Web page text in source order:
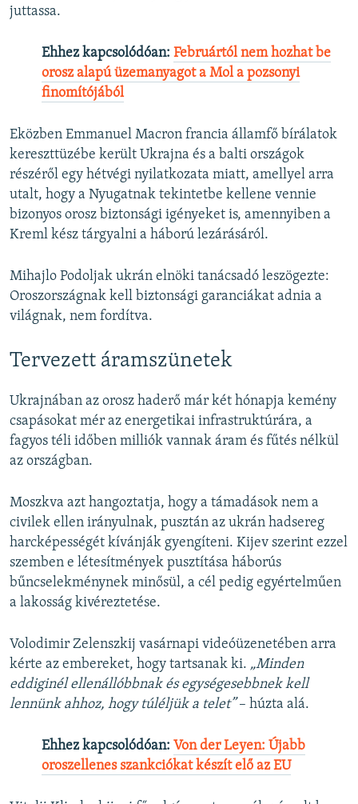
juttassa.
Ehhez kapcsolódóan: Februártól nem hozhat be
orosz alapú üzemanyagot a Mol a pozsonyi
finomítójából
Eközben Emmanuel Macron francia államfő bírálatok
kereszttüzébe került Ukrajna és a balti országok
részéről egy hétvégi nyilatkozata miatt, amellyel arra
utalt, hogy a Nyugatnak tekintetbe kellene vennie
bizonyos orosz biztonsági igényeket is, amennyiben a
Kreml kész tárgyalni a háború lezárásáról.
Mihajlo Podoljak ukrán elnöki tanácsadó leszögezte:
Oroszországnak kell biztonsági garanciákat adnia a
világnak, nem fordítva.
Tervezett áramszünetek
Ukrajnában az orosz haderő már két hónapja kemény
csapásokat mér az energetikai infrastruktúrára, a
fagyos téli időben milliók vannak áram és fűtés nélkül
az országban.
Moszkva azt hangoztatja, hogy a támadások nem a
civilek ellen irányulnak, pusztán az ukrán hadsereg
harcképességét kívánják gyengíteni. Kijev szerint ezzel
szemben e létesítmények pusztítása háborús
bűncselekménynek minősül, a cél pedig egyértelműen
a lakosság kivéreztetése.
Volodimir Zelenszkij vasárnapi videóüzenetében arra
kérte az embereket, hogy tartsanak ki. „Minden
eddiginél ellenállóbbnak és egységesebbnek kell
lennünk ahhoz, hogy túléljük a telet”– húzta alá.
Ehhez kapcsolódóan: Von der Leyen: Újabb
oroszellenes szankciókat készít elő az EU